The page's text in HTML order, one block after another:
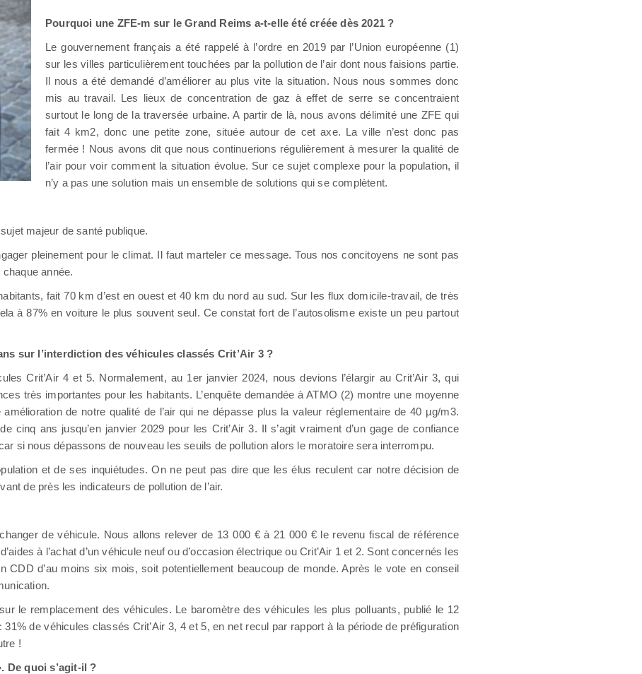
Pourquoi une ZFE-m sur le Grand Reims a-t-elle été créée dès 2021 ?
Le gouvernement français a été rappelé à l’ordre en 2019 par l’Union européenne (1)
sur les villes particulièrement touchées par la pollution de l’air dont nous faisions partie.
Il nous a été demandé d’améliorer au plus vite la situation. Nous nous sommes donc
mis au travail. Les lieux de concentration de gaz à effet de serre se concentraient
surtout le long de la traversée urbaine. A partir de là, nous avons délimité une ZFE qui
fait 4 km2, donc une petite zone, située autour de cet axe. La ville n’est donc pas
fermée ! Nous avons dit que nous continuerions régulièrement à mesurer la qualité de
l’air pour voir comment la situation évolue. Sur ce sujet complexe pour la population, il
n’y a pas une solution mais un ensemble de solutions qui se complètent.
majeur de santé publique.
pleinement pour le climat. Il faut marteler ce message. Tous nos concitoyens ne sont pas
année.
fait 70 km d’est en ouest et 40 km du nord au sud. Sur les flux domicile-travail, de très
à 87% en voiture le plus souvent seul. Ce constat fort de l’autosolisme existe un peu partout
sur l’interdiction des véhicules classés Crit’Air 3 ?
Crit’Air 4 et 5. Normalement, au 1er janvier 2024, nous devions l’élargir au Crit’Air 3, qui
très importantes pour les habitants. L’enquête demandée à ATMO (2) montre une moyenne
de notre qualité de l’air qui ne dépasse plus la valeur réglementaire de 40 µg/m3.
cinq ans jusqu’en janvier 2029 pour les Crit’Air 3. Il s’agit vraiment d’un gage de confiance
si nous dépassons de nouveau les seuils de pollution alors le moratoire sera interrompu.
et de ses inquiétudes. On ne peut pas dire que les élus reculent car notre décision de
de près les indicateurs de pollution de l’air.
de véhicule. Nous allons relever de 13 000 € à 21 000 € le revenu fiscal de référence
à l’achat d’un véhicule neuf ou d’occasion électrique ou Crit’Air 1 et 2. Sont concernés les
CDD d’au moins six mois, soit potentiellement beaucoup de monde. Après le vote en conseil
le remplacement des véhicules. Le baromètre des véhicules les plus polluants, publié le 12
de véhicules classés Crit’Air 3, 4 et 5, en net recul par rapport à la période de préfiguration
!
De quoi s’agit-il ?